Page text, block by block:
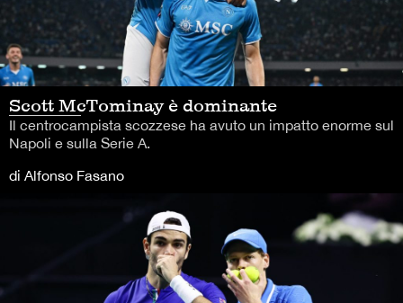
Scott McTominay è dominante
Il centrocampista scozzese ha avuto un impatto enorme sul
Napoli e sulla Serie A.
di Alfonso Fasano